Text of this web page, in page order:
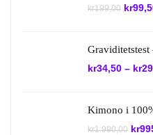
kr199,00 kr
Graviditetstest
kr34,50 – kr
Kimono i
kr1.990,00 kr